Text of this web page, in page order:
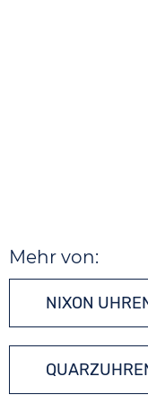
Mehr von:
NIXON